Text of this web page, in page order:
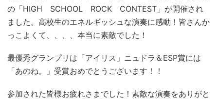
の「HIGH SCHOOL ROCK CONTEST」が開催され
ました。高校生のエネルギッシュな演奏に感動！皆さんか
っこよくて、、、、本当に素敵でした！
最優秀グランプリは「アイリス」ニュドラ＆ESP賞には
「あのね。」受賞おめでとうございます！！
参加された皆様お疲れさまでした！素敵な演奏をありがと